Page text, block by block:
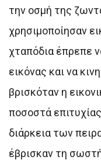
την οσμή της
χρησιμοποίησαν
χταπόδια έπρεπε
εικόνας και να
βρισκόταν η
ποσοστά
διάρκεια των
έβρισκαν τη